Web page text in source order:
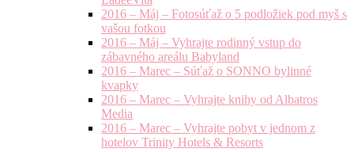
2016 – Máj – Fotosúťaž o 5 podložiek pod myš s
vašou fotkou
2016 – Máj – Vyhrajte rodinný vstup do
zábavného areálu Babyland
2016 – Marec – Súťaž o SONNO bylinné
kvapky
2016 – Marec – Vyhrajte knihy od Albatros
Media
2016 – Marec – Vyhrajte pobyt v jednom z
hotelov Trinity Hotels & Resorts